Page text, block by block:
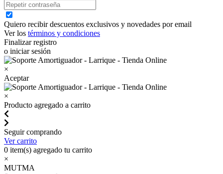
Quiero recibir descuentos exclusivos y novedades por email
Ver los términos y condiciones
Finalizar registro
o iniciar sesión
×
Aceptar
×
Producto agregado a carrito
Seguir comprando
Ver carrito
0 item(s) agregado tu carrito
×
MUTMA